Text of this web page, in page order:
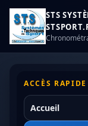
STS
ACCÈS RAPIDE
Accueil